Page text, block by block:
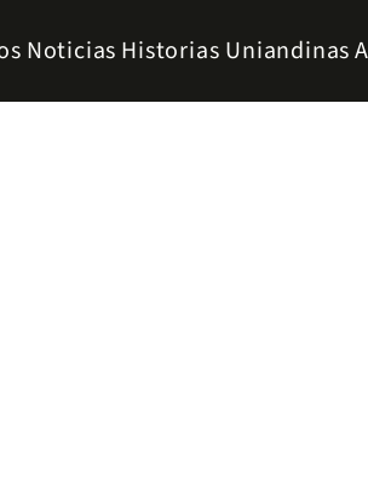
Noticias Historias Uniandinas